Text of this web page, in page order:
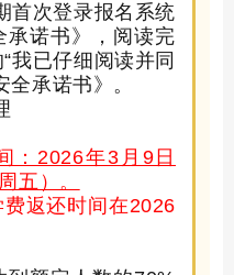
首次登录报名系统
承诺书》，阅读完
“我已仔细阅读并同
承诺书》。
：2026年3月9日
五）。
返还时间在2026